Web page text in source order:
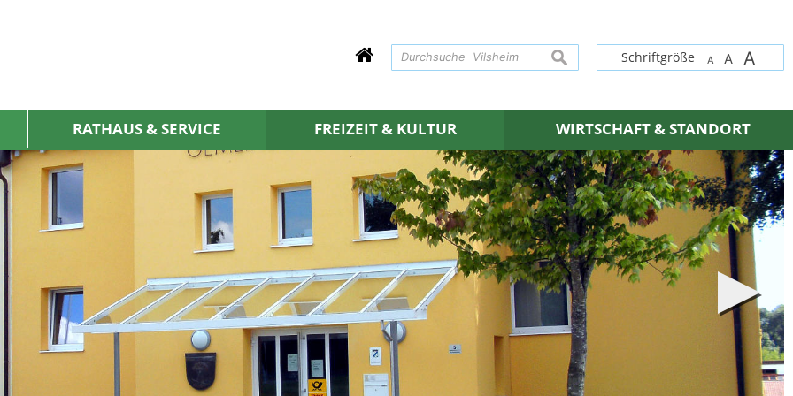
Schriftgröße A A A
suchen
RATHAUS & SERVICE FREIZEIT & KULTUR WIRTSCHAFT & STANDORT